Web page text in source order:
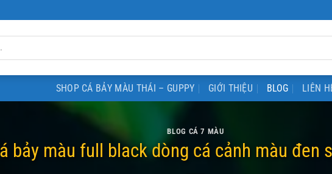
SHOP CÁ BẢY MÀU THÁI – GUPPY GIỚI THIỆU BLOG LIÊN
BLOG CÁ 7 MÀU
bảy màu full black dòng cá cảnh màu đen